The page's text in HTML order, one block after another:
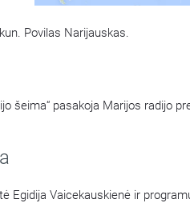
Povilas Narijauskas.
šeima“ pasakoja Marijos radijo
Egidija Vaicekauskienė ir